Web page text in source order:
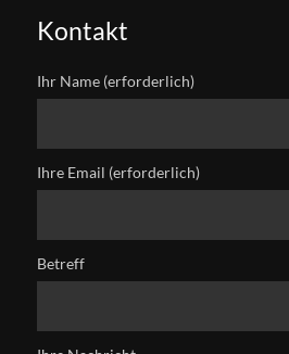
Kontakt
Ihr Name (erforderlich)
Ihre Email (erforderlich)
Betreff